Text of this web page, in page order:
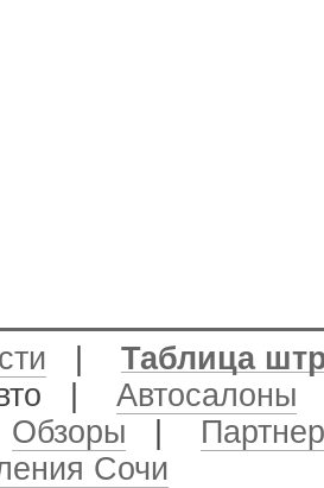
Таблица
Автосалоны
Обзоры
Сочи